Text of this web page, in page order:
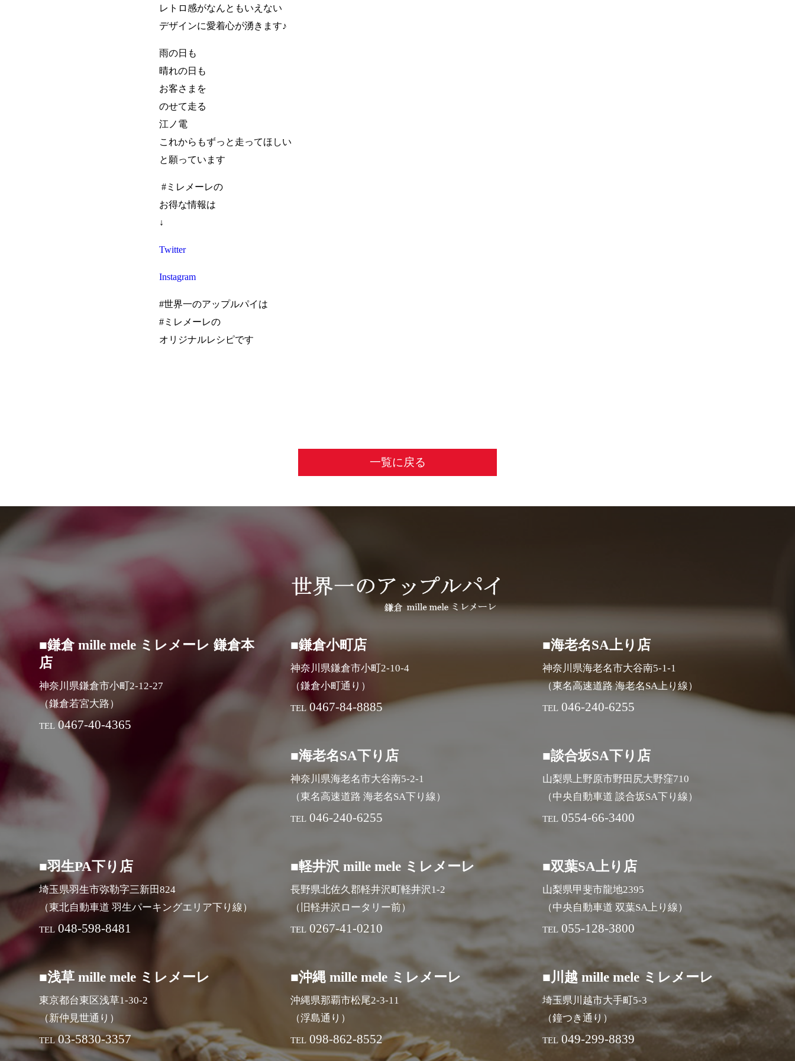
レトロ感がなんともいえない
デザインに愛着心が湧きます♪
雨の日も
晴れの日も
お客さまを
のせて走る
江ノ電
これからもずっと走ってほしい
と願っています
#ミレメーレの
お得な情報は
↓
Twitter
Instagram
#世界一のアップルパイは
#ミレメーレの
オリジナルレシピです
一覧に戻る
■鎌倉 mille mele ミレメーレ 鎌倉本
店
神奈川県鎌倉市小町2-12-27
（鎌倉若宮大路）
TEL 0467-40-4365
■鎌倉小町店
神奈川県鎌倉市小町2-10-4
（鎌倉小町通り）
TEL 0467-84-8885
■海老名SA上り店
神奈川県海老名市大谷南5-1-1
（東名高速道路 海老名SA上り線）
TEL 046-240-6255
■海老名SA下り店
神奈川県海老名市大谷南5-2-1
（東名高速道路 海老名SA下り線）
TEL 046-240-6255
■談合坂SA下り店
山梨県上野原市野田尻大野窪710
（中央自動車道 談合坂SA下り線）
TEL 0554-66-3400
■羽生PA下り店
埼玉県羽生市弥勒字三新田824
（東北自動車道 羽生パーキングエリア下り線）
TEL 048-598-8481
■軽井沢 mille mele ミレメーレ
長野県北佐久郡軽井沢町軽井沢1-2
（旧軽井沢ロータリー前）
TEL 0267-41-0210
■双葉SA上り店
山梨県甲斐市龍地2395
（中央自動車道 双葉SA上り線）
TEL 055-128-3800
■浅草 mille mele ミレメーレ
東京都台東区浅草1-30-2
（新仲見世通り）
TEL 03-5830-3357
■沖縄 mille mele ミレメーレ
沖縄県那覇市松尾2-3-11
（浮島通り）
TEL 098-862-8552
■川越 mille mele ミレメーレ
埼玉県川越市大手町5-3
（鐘つき通り）
TEL 049-299-8839